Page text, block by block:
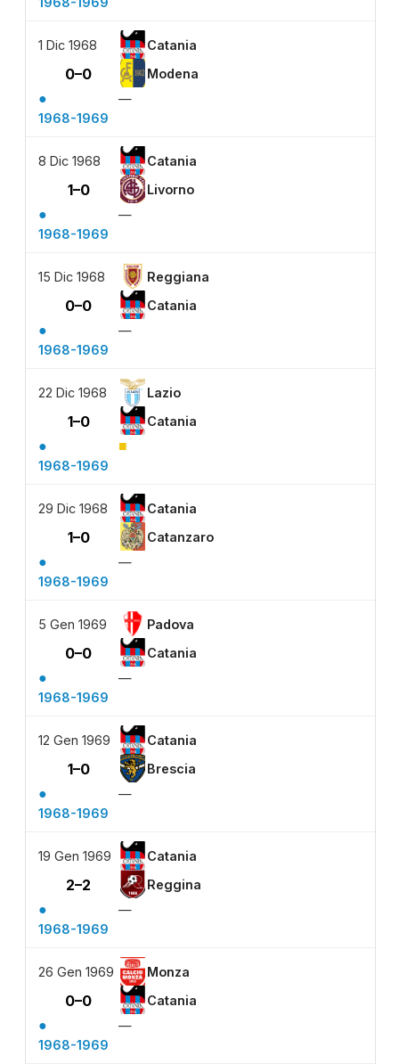
1 Dic 1968 Catania
0–0 Modena
●
—
1968-1969
8 Dic 1968 Catania
1–0 Livorno
●
—
1968-1969
15 Dic 1968 Reggiana
0–0 Catania
●
—
1968-1969
22 Dic 1968 Lazio
1–0 Catania
● ■
1968-1969
29 Dic 1968 Catania
1–0 Catanzaro
●
—
1968-1969
5 Gen 1969 Padova
0–0 Catania
●
—
1968-1969
12 Gen 1969 Catania
1–0 Brescia
●
—
1968-1969
19 Gen 1969 Catania
2–2 Reggina
●
—
1968-1969
26 Gen 1969 Monza
0–0 Catania
●
—
1968-1969